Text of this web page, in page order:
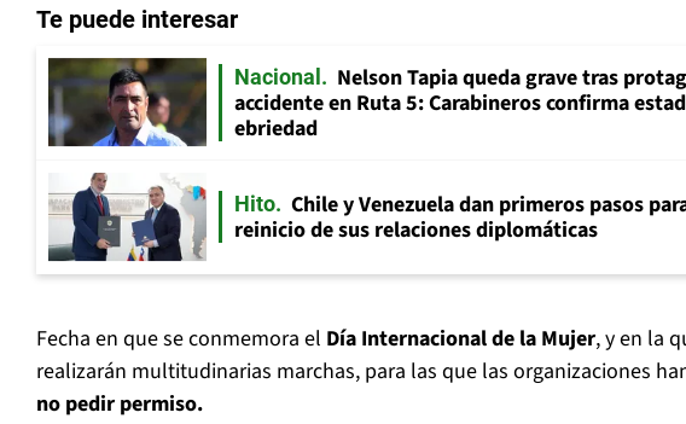
Te puede interesar
Nacional
Nelson Tapia queda grave tras
accidente en Ruta 5: Carabineros confirma
ebriedad
Hito
Chile y Venezuela dan primeros pasos
reinicio de sus relaciones diplomáticas
Fecha en que se conmemora el Día Internacional de la Mujer, y en la
realizarán multitudinarias marchas, para las que las organizaciones
no pedir permiso.